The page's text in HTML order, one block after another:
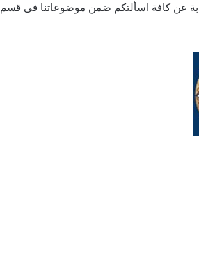
عن كافة اسألتكم ضمن موضوعاتنا فى قسم